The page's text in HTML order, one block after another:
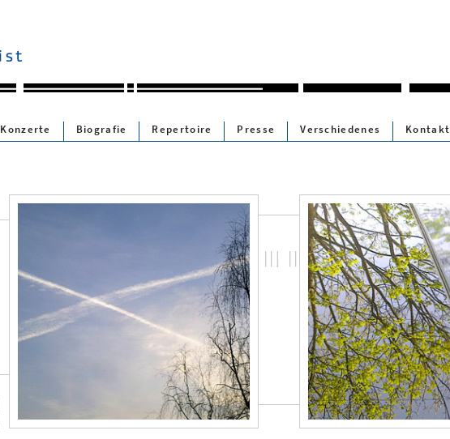
Konzerte Biografie Repertoire Presse Verschiedenes Kontakt